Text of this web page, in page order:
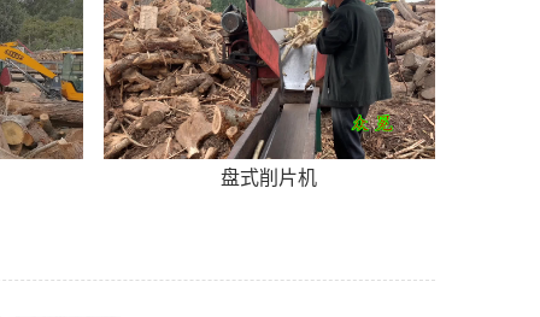
设计
作中
碎时
了产
口，
种自
大产
煤压制成球设备，具体尺寸大小及特
殊形状的球形，用户都可根据自己的
需求来订制。 煤粉压球机是目前市
场上常见的一种物料压制成型设备，
压制出的煤球可用作烧烤，民用，工
业用，造气等。根据用作不同，公司
可提供专门的压制 成型全套生产
术和售后服务团队是您放心的选择。
盘式削片机